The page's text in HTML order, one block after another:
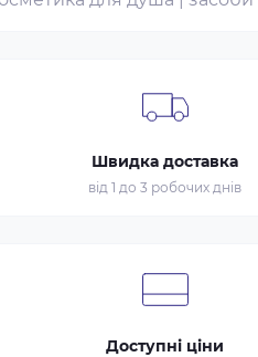
Швидка доставка
від 1 до 3 робочих днів
Доступні ціни